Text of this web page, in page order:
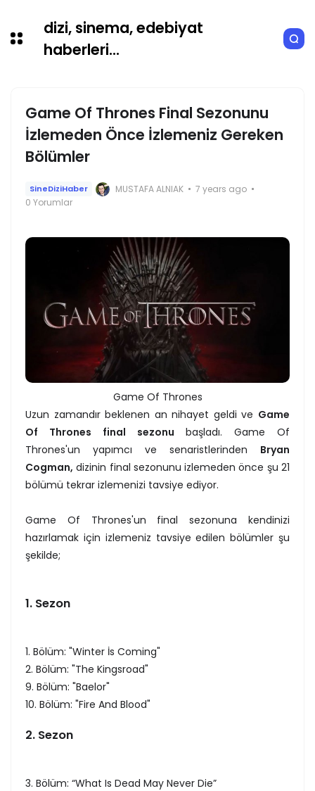
dizi, sinema, edebiyat
haberleri...
Game Of Thrones Final Sezonunu
İzlemeden Önce İzlemeniz Gereken
Bölümler
SineDiziHaber MUSTAFA ALNIAK
7 years ago
0 Yorumlar
Game Of Thrones
Uzun zamandır beklenen an nihayet geldi ve Game
Of Thrones final sezonu
başladı. Game Of
Thrones'un yapımcı ve senaristlerinden Bryan
Cogman, dizinin final sezonunu izlemeden önce şu 21
bölümü tekrar izlemenizi tavsiye ediyor.
Game Of Thrones'un final sezonuna kendinizi
hazırlamak için izlemeniz tavsiye edilen bölümler şu
şekilde;
1. Sezon
1. Bölüm: "Winter İs Coming"
2. Bölüm: "The Kingsroad"
9. Bölüm: "Baelor"
10. Bölüm: "Fire And Blood"
2. Sezon
3. Bölüm: “What Is Dead May Never Die”